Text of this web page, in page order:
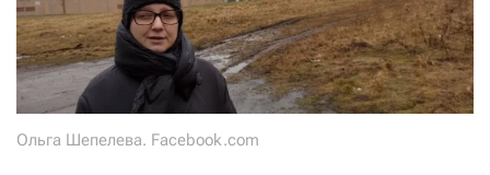
Ольга Шепелева. Facebook.com